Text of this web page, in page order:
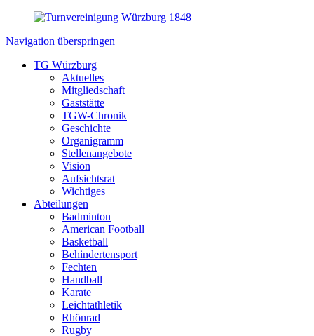
Navigation überspringen
TG Würzburg
Aktuelles
Mitgliedschaft
Gaststätte
TGW-Chronik
Geschichte
Organigramm
Stellenangebote
Vision
Aufsichtsrat
Wichtiges
Abteilungen
Badminton
American Football
Basketball
Behindertensport
Fechten
Handball
Karate
Leichtathletik
Rhönrad
Rugby